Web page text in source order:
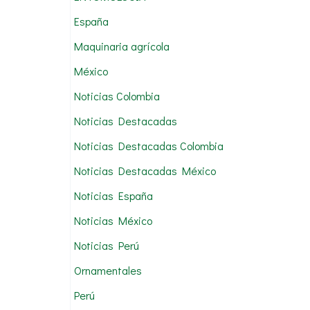
:España
Maquinaria agrícola
México
Noticias Colombia
Noticias Destacadas
Noticias Destacadas Colombia
Noticias Destacadas México
Noticias España
Noticias México
Noticias Perú
Ornamentales
Perú